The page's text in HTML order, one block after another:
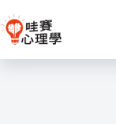
至
主